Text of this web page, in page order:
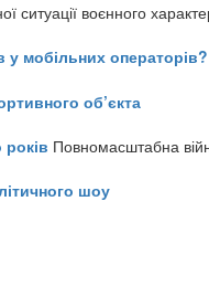
ситуації воєнного
у мобільних операторів?
об’єкта
років Повномасштабна
шоу